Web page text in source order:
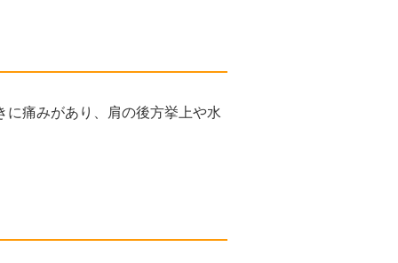
に痛みがあり、肩の後方挙上や水